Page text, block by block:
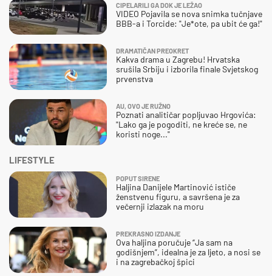
CIPELARILI GA DOK JE LEŽAO
VIDEO Pojavila se nova snimka tučnjave
BBB-a i Torcide: "Je*ote, pa ubit će ga!"
DRAMATIČAN PREOKRET
Kakva drama u Zagrebu! Hrvatska
srušila Srbiju i izborila finale Svjetskog
prvenstva
AU, OVO JE RUŽNO
Poznati analitičar popljuvao Hrgovića:
"Lako ga je pogoditi, ne kreće se, ne
koristi noge..."
LIFESTYLE
POPUT SIRENE
Haljina Danijele Martinović ističe
ženstvenu figuru, a savršena je za
večernji izlazak na moru
PREKRASNO IZDANJE
Ova haljina poručuje “Ja sam na
godišnjem”, idealna je za ljeto, a nosi se
i na zagrebačkoj špici